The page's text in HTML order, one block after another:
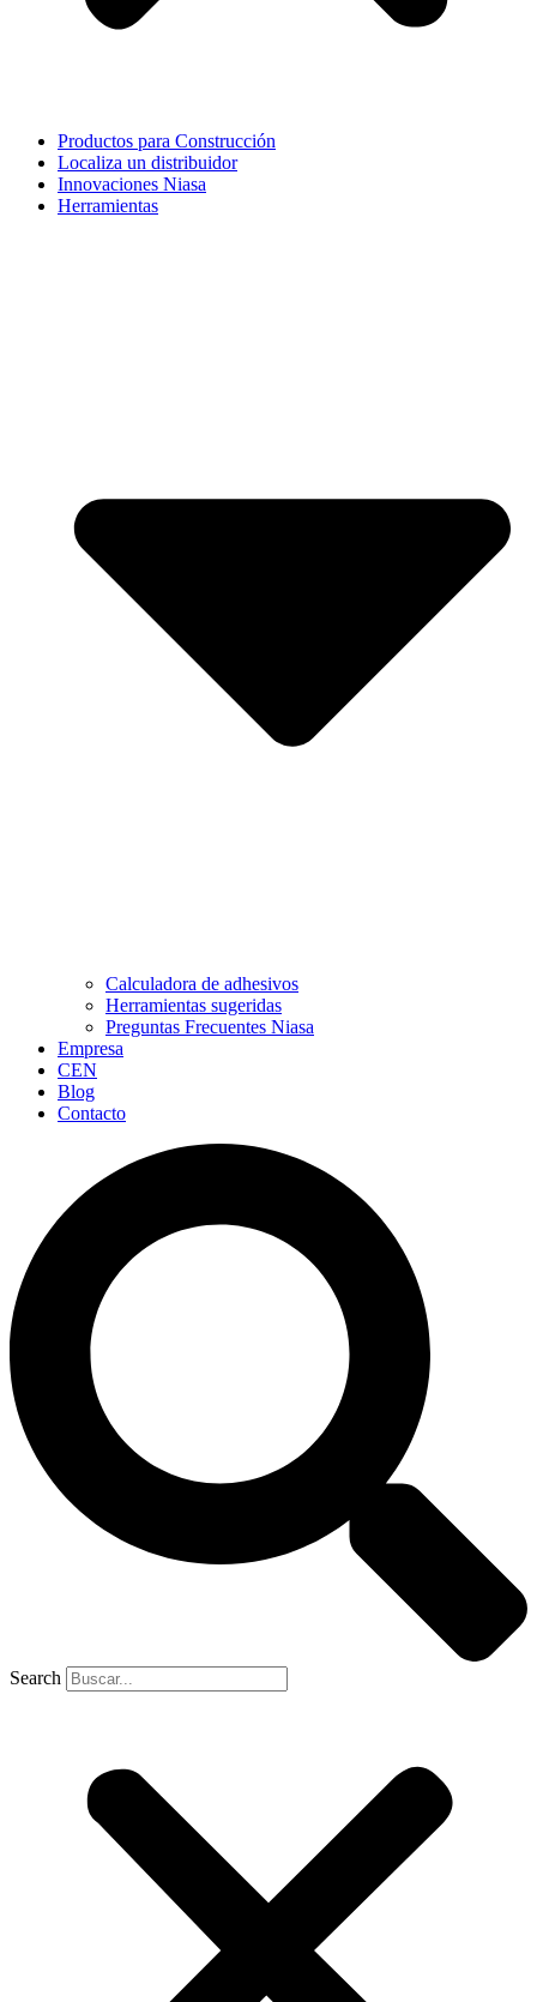
Productos para Construcción
Localiza un distribuidor
Innovaciones Niasa
Herramientas
Calculadora de adhesivos
Herramientas sugeridas
Preguntas Frecuentes Niasa
Empresa
CEN
Blog
Contacto
Search